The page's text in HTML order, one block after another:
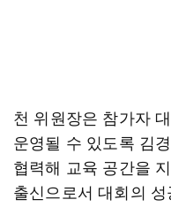
천 위원장은 참가자
운영될 수 있도록 김
협력해 교육 공간을
출신으로서 대회의